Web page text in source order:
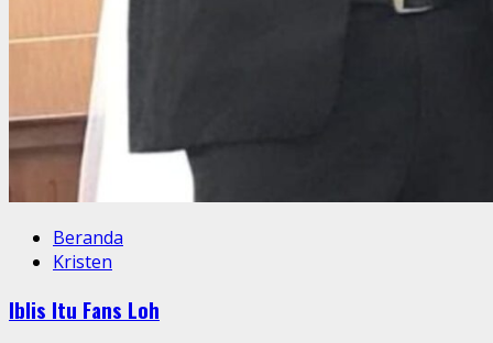
Beranda
Kristen
Iblis Itu Fans Loh